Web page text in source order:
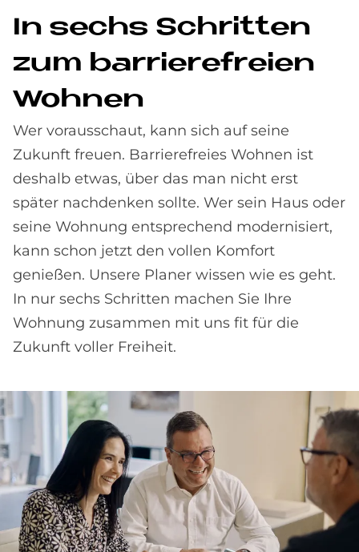
In sechs Schrit­ten
zum bar­rie­re­frei­en
Woh­nen
Wer vorausschaut, kann sich auf seine
Zukunft freuen. Barrierefreies Wohnen ist
deshalb etwas, über das man nicht erst
später nachdenken sollte. Wer sein Haus oder
seine Wohnung entsprechend modernisiert,
kann schon jetzt den vollen Komfort
genießen. Unsere Planer wissen wie es geht.
In nur sechs Schritten machen Sie Ihre
Wohnung zusammen mit uns fit für die
Zukunft voller Freiheit.